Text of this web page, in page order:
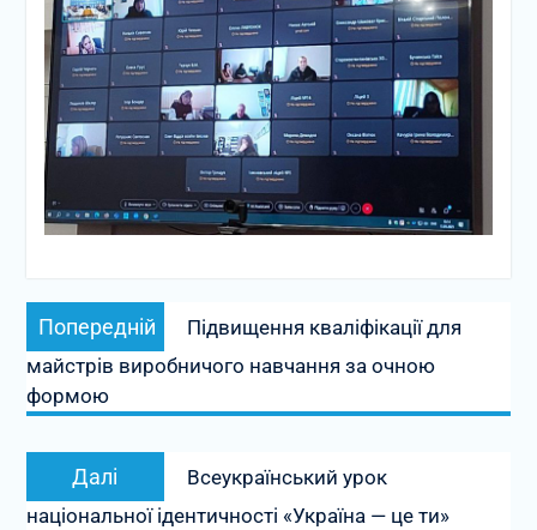
Навігація
записів
Попередній
Попередній
запис:
Підвищення кваліфікації для
майстрів виробничого навчання за очною
формою
Далі
Наступний
запис:
Всеукраїнський урок
національної ідентичності «Україна — це ти»